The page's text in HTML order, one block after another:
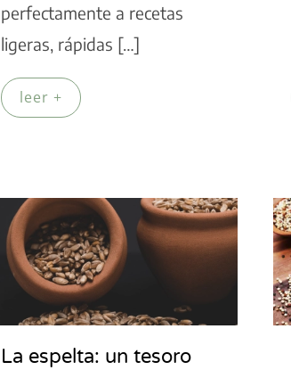
perfectamente a recetas
ligeras, rápidas […]
leer +
La espelta: un tesoro